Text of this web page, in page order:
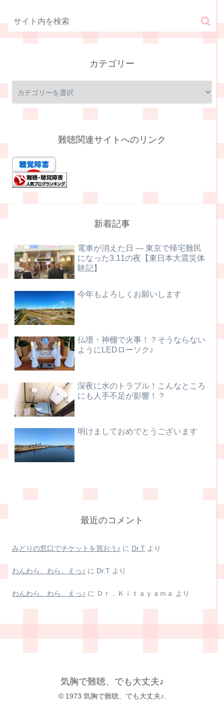
カテゴリー
難聴関連サイトへのリンク
新着記事
電車が消えた日 ― 東京で帰宅難民
になった3.11の夜【東日本大震災体
験記】
今年もよろしくお願いします
仏壇・神棚で火事！？そうならない
ようにLEDローソク♪
深夜に水のトラブル！こんなところ
にも人手不足が影響！？
明けましておめでとうございます
最近のコメント
みどりの窓口でチケットを買おう♪ に Dr.T より
わんわら、わら、えっ♪ に Dr.T より
わんわら、わら、えっ♪ に Ｄｒ．Ｋｉｔａｙａｍａ より
気胸で難聴、でも大丈夫♪
© 1973 気胸で難聴、でも大丈夫♪.